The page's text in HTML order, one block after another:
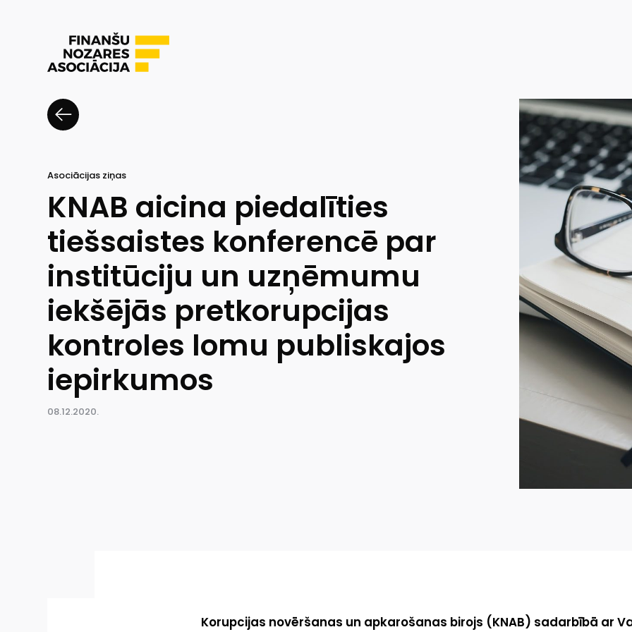
Asociācijas ziņas
KNAB aicina piedalīties
tiešsaistes konferencē par
institūciju un uzņēmumu
iekšējās pretkorupcijas
kontroles lomu publiskajos
iepirkumos
08.12.2020.
Korupcijas novēršanas un apkarošanas birojs (KNAB) sadarbībā ar